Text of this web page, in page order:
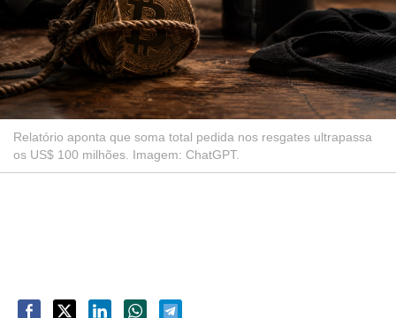
Relatório aponta que soma total pedida nos resgates ultrapassa
os US$ 100 milhões. Imagem: ChatGPT.